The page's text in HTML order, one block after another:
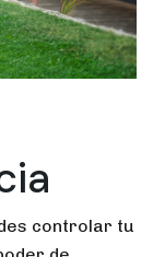
controlar tu